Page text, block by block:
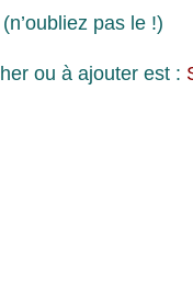
(n’oubliez pas le !)
ou à ajouter est :